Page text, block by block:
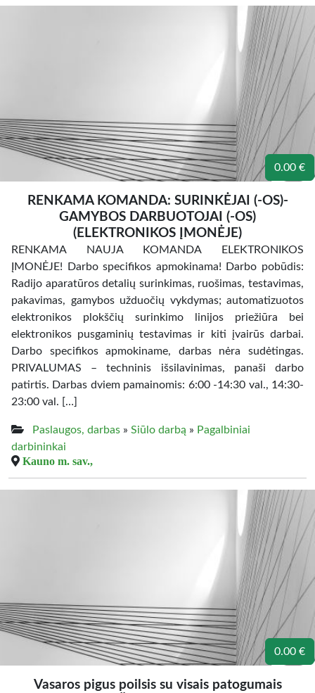
0.00 €
RENKAMA KOMANDA: SURINKĖJAI (-OS)-
GAMYBOS DARBUOTOJAI (-OS)
(ELEKTRONIKOS ĮMONĖJE)
RENKAMA NAUJA KOMANDA ELEKTRONIKOS
ĮMONĖJE! Darbo specifikos apmokinama! Darbo pobūdis:
Radijo aparatūros detalių surinkimas, ruošimas, testavimas,
pakavimas, gamybos užduočių vykdymas; automatizuotos
elektronikos plokščių surinkimo linijos priežiūra bei
elektronikos pusgaminių testavimas ir kiti įvairūs darbai.
Darbo specifikos apmokiname, darbas nėra sudėtingas.
PRIVALUMAS – techninis išsilavinimas, panaši darbo
patirtis. Darbas dviem pamainomis: 6:00 -14:30 val., 14:30-
23:00 val. […]
Paslaugos, darbas » Siūlo darbą » Pagalbiniai
darbininkai
Kauno m. sav.,
0.00 €
Vasaros pigus poilsis su visais patogumais